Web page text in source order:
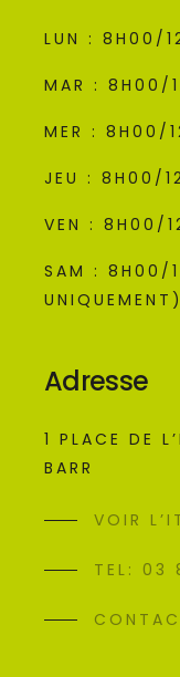
LUN : 8H00/
MAR : 8H00/
MER : 8H00/
JEU : 8H00/
VEN : 8H00/
SAM : 8H00/
UNIQUEMENT)
Adresse
1 PLACE DE
BARR
VOIR
TEL: 03